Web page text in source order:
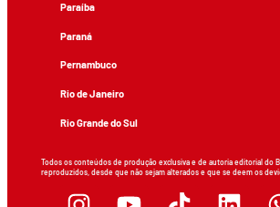
Paraíba
Paraná
Pernambuco
Rio de Janeiro
Rio Grande do Sul
Todos os conteúdos de produção exclusiva e de autoria editorial do
reproduzidos, desde que não sejam alterados e que se deem os